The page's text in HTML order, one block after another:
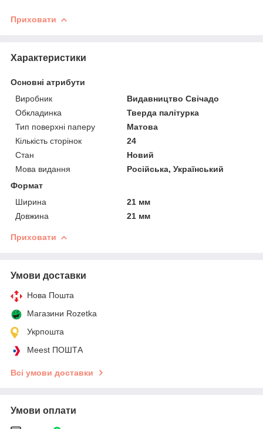
Приховати
Характеристики
Основні атрибути
Виробник
Видавництво Свічадо
Обкладинка
Тверда палітурка
Тип поверхні паперу
Матова
Кількість сторінок
24
Стан
Новий
Мова видання
Російська, Український
Формат
Ширина
21 мм
Довжина
21 мм
Приховати
Умови доставки
Нова Пошта
Магазини Rozetka
Укрпошта
Meest ПОШТА
Всі умови доставки
Умови оплати